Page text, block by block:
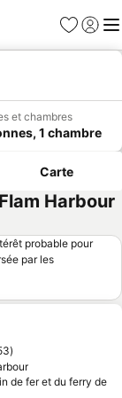
Favoris
Se
et chambres
1 chambre
Carte
Harbour
probable pour
par les
favoris
de fer et du ferry de